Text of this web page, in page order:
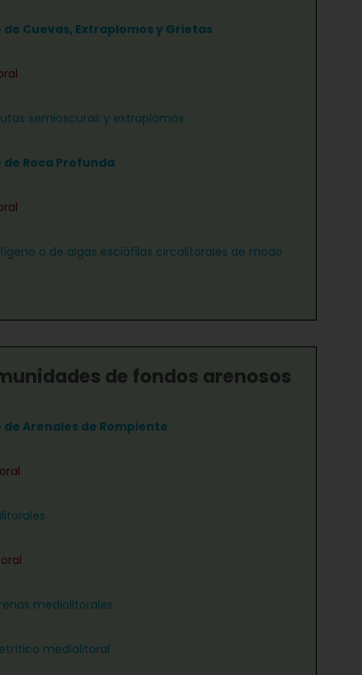
de Cuevas, Extraplomos y Grietas
semioscuras y extraplomos
de Roca Profunda
o de algas esciáfilas circalitorales de modo
de fondos arenosos
de Arenales de Rompiente
mediolitorales
mediolitoral